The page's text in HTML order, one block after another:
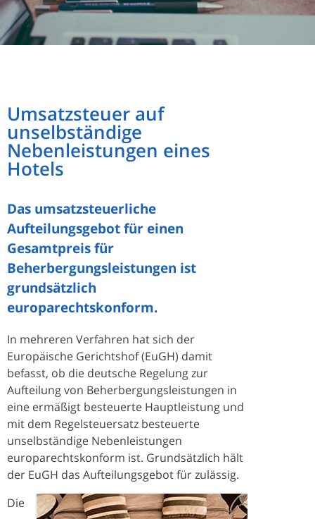
Umsatzsteuer auf
unselbständige
Nebenleistungen eines
Hotels
Das umsatzsteuerliche
Aufteilungsgebot für einen
Gesamtpreis für
Beherbergungsleistungen ist
grundsätzlich
europarechtskonform.
In mehreren Verfahren hat sich der
Europäische Gerichtshof (EuGH) damit
befasst, ob die deutsche Regelung zur
Aufteilung von Beherbergungsleistungen in
eine ermäßigt besteuerte Hauptleistung und
mit dem Regelsteuersatz besteuerte
unselbständige Nebenleistungen
europarechtskonform ist. Grundsätzlich hält
der EuGH das Aufteilungsgebot für zulässig.
Die